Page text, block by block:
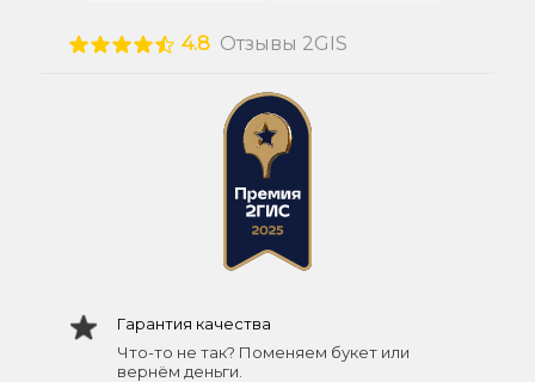
4.8 Отзывы 2GIS
Гарантия качества
Что-то не так? Поменяем букет или
вернём деньги.